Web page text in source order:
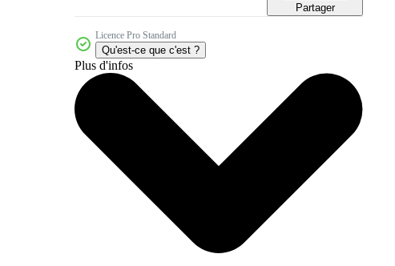
Partager
Licence Pro Standard
Qu'est-ce que c'est ?
Plus d'infos